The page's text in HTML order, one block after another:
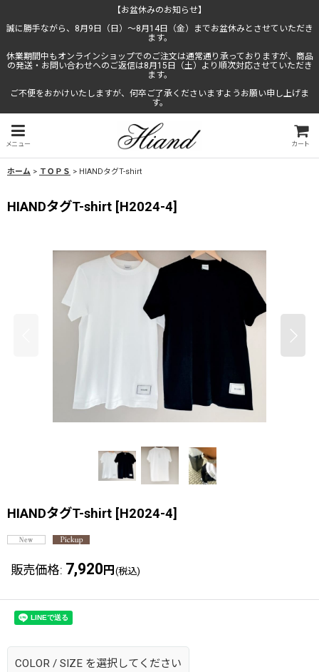
【お盆休みのお知らせ】
誠に勝手ながら、8月9日（日）〜8月14日（金）までお盆休みとさせていただき
ます。
休業期間中もオンラインショップでのご注文は通常通り承っておりますが、商品
の発送・お問い合わせへのご返信は8月15日（土）より順次対応させていただき
ます。
ご不便をおかけいたしますが、何卒ご了承くださいますようお願い申し上げま
す。
メニュー カート
ホーム > ＴＯＰＳ > HIANDタグT-shirt
HIANDタグT-shirt [H2024-4]
HIANDタグT-shirt [H2024-4]
販売価格: 7,920 円 (税込)
COLOR / SIZE を選択してください